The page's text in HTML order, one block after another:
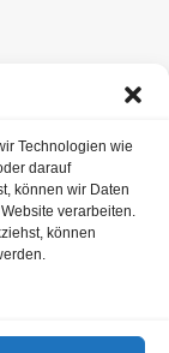
Technologien wie
darauf
können wir Daten
verarbeiten.
können